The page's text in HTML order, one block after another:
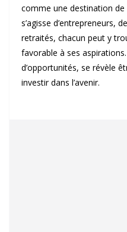
comme une destination de
s’agisse d’entrepreneurs,
retraités, chacun peut y
favorable à ses
d’opportunités, se révèle
investir dans l’avenir.